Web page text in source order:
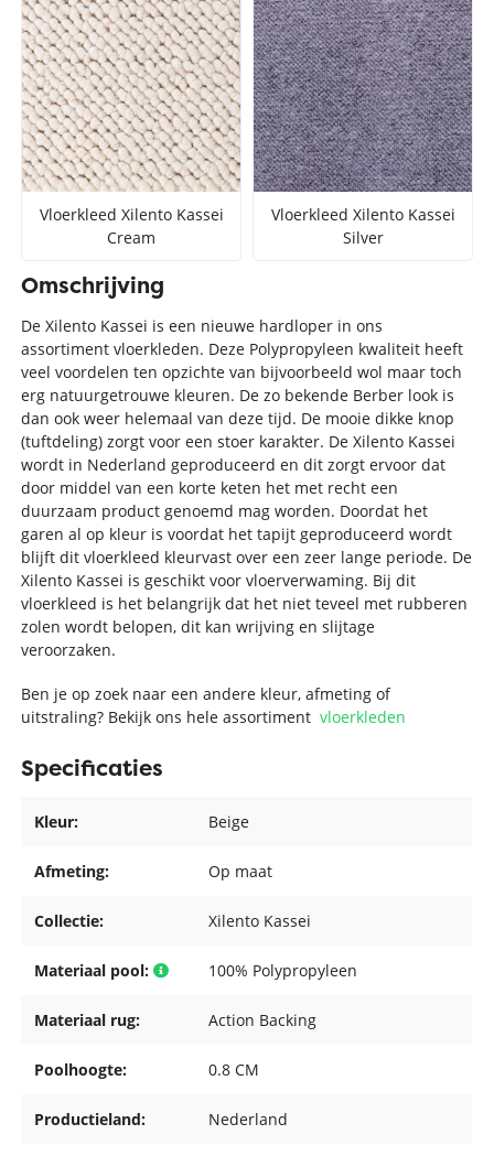
Vloerkleed Xilento Kassei
Cream
Vloerkleed Xilento Kassei
Silver
Omschrijving
De Xilento Kassei is een nieuwe hardloper in ons
assortiment vloerkleden. Deze Polypropyleen kwaliteit heeft
veel voordelen ten opzichte van bijvoorbeeld wol maar toch
erg natuurgetrouwe kleuren. De zo bekende Berber look is
dan ook weer helemaal van deze tijd. De mooie dikke knop
(tuftdeling) zorgt voor een stoer karakter. De Xilento Kassei
wordt in Nederland geproduceerd en dit zorgt ervoor dat
door middel van een korte keten het met recht een
duurzaam product genoemd mag worden. Doordat het
garen al op kleur is voordat het tapijt geproduceerd wordt
blijft dit vloerkleed kleurvast over een zeer lange periode. De
Xilento Kassei is geschikt voor vloerverwaming. Bij dit
vloerkleed is het belangrijk dat het niet teveel met rubberen
zolen wordt belopen, dit kan wrijving en slijtage
veroorzaken.
Ben je op zoek naar een andere kleur, afmeting of
uitstraling? Bekijk ons hele assortimentvloerkleden
Specificaties
Kleur: Beige
Afmeting: Op maat
Collectie: Xilento Kassei
Materiaal pool: 100% Polypropyleen
Materiaal rug: Action Backing
Poolhoogte: 0.8 CM
Productieland: Nederland